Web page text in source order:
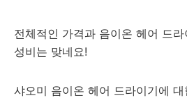
전체적인 가격과 음이온 헤어 드
성비는 맞네요!
샤오미 음이온 헤어 드라이기에